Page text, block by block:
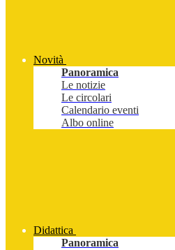
Novità
Panoramica
Le notizie
Le circolari
Calendario eventi
Albo online
Didattica
Panoramica